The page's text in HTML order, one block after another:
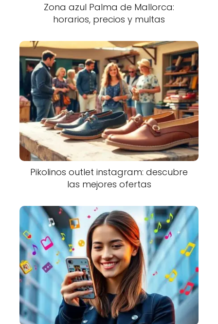
Zona azul Palma de Mallorca:
horarios, precios y multas
Pikolinos outlet instagram: descubre
las mejores ofertas